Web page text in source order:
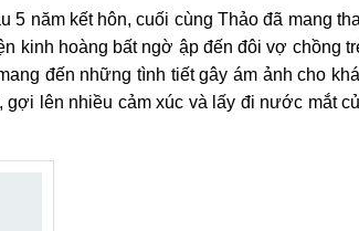
5 năm kết hôn, cuối cùng Thảo đã mang
kinh hoàng bất ngờ ập đến đôi vợ chồng
đến những tình tiết gây ám ảnh cho
lên nhiều cảm xúc và lấy đi nước mắt